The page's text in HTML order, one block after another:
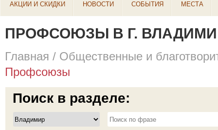
АКЦИИ И СКИДКИ НОВОСТИ СОБЫТИЯ МЕСТА
ПРОФСОЮЗЫ В Г.
Главная / Общественные и
Профсоюзы
Поиск в разделе: